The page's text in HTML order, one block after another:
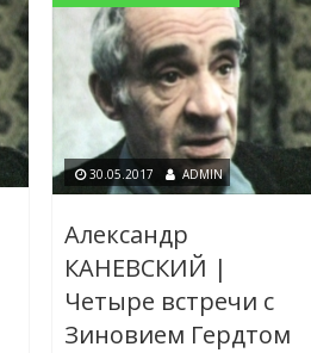
30.05.2017 ADMIN
Александр
КАНЕВСКИЙ |
Четыре встречи с
Зиновием Гердтом